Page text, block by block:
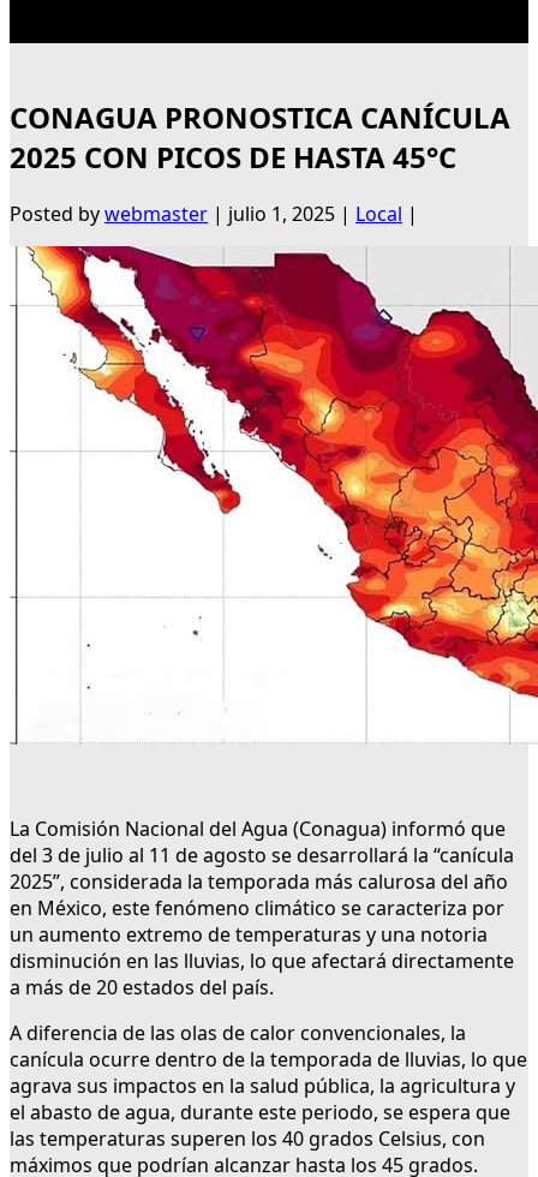
CONAGUA PRONOSTICA CANÍCULA
2025 CON PICOS DE HASTA 45°C
Posted bywebmaster | julio 1, 2025 | Local |
La Comisión Nacional del Agua (Conagua) informó que
del 3 de julio al 11 de agosto se desarrollará la “canícula
2025”, considerada la temporada más calurosa del año
en México, este fenómeno climático se caracteriza por
un aumento extremo de temperaturas y una notoria
disminución en las lluvias, lo que afectará directamente
a más de 20 estados del país.
A diferencia de las olas de calor convencionales, la
canícula ocurre dentro de la temporada de lluvias, lo que
agrava sus impactos en la salud pública, la agricultura y
el abasto de agua, durante este periodo, se espera que
las temperaturas superen los 40 grados Celsius, con
máximos que podrían alcanzar hasta los 45 grados.